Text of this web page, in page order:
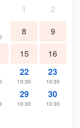
1
2
8
9
15
16
22
10:30
23
10:30
29
10:30
30
10:30